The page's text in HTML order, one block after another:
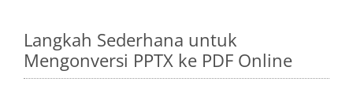
Langkah Sederhana untuk
Mengonversi PPTX ke PDF Online